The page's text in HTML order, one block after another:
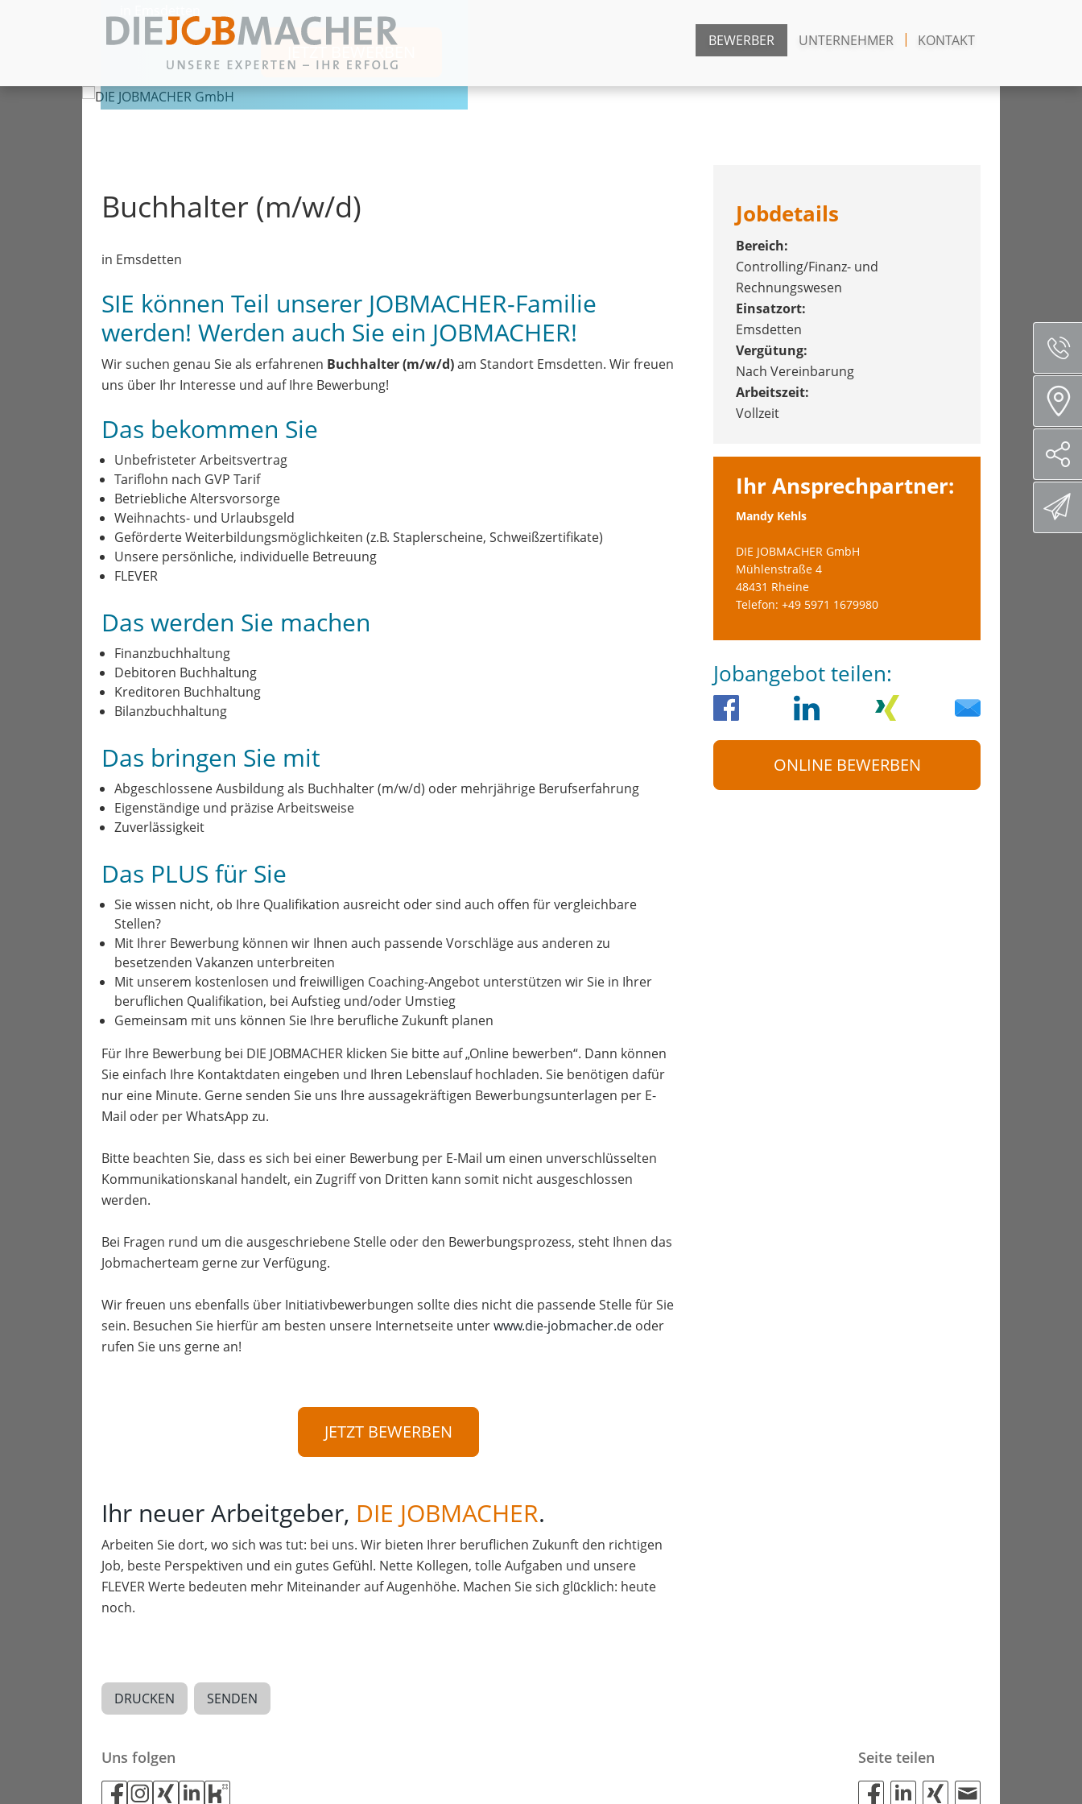
Zum Inhalt springen
BEWERBER UNTERNEHMER KONTAKT
JETZT BEWERBEN
Buchhalter (m/w/d)
in Emsdetten
SIE können Teil unserer JOBMACHER-Familie
werden! Werden auch Sie ein JOBMACHER!
Wir suchen genau Sie als erfahrenen Buchhalter (m/w/d)am Standort Emsdetten. Wir freuen
uns über Ihr Interesse und auf Ihre Bewerbung!
Das bekommen Sie
Unbefristeter Arbeitsvertrag
Tariflohn nach GVP Tarif
Betriebliche Altersvorsorge
Weihnachts- und Urlaubsgeld
Geförderte Weiterbildungsmöglichkeiten (z.B. Staplerscheine, Schweißzertifikate)
Unsere persönliche, individuelle Betreuung
FLEVER
Das werden Sie machen
Finanzbuchhaltung
Debitoren Buchhaltung
Kreditoren Buchhaltung
Bilanzbuchhaltung
Das bringen Sie mit
Abgeschlossene Ausbildung als Buchhalter (m/w/d) oder mehrjährige Berufserfahrung
Eigenständige und präzise Arbeitsweise
Zuverlässigkeit
Das PLUS für Sie
Sie wissen nicht, ob Ihre Qualifikation ausreicht oder sind auch offen für vergleichbare
Stellen?
Mit Ihrer Bewerbung können wir Ihnen auch passende Vorschläge aus anderen zu
besetzenden Vakanzen unterbreiten
Mit unserem kostenlosen und freiwilligen Coaching-Angebot unterstützen wir Sie in Ihrer
beruflichen Qualifikation, bei Aufstieg und/oder Umstieg
Gemeinsam mit uns können Sie Ihre berufliche Zukunft planen
Für Ihre Bewerbung bei DIE JOBMACHER klicken Sie bitte auf „Online bewerben“. Dann können
Sie einfach Ihre Kontaktdaten eingeben und Ihren Lebenslauf hochladen. Sie benötigen dafür
nur eine Minute. Gerne senden Sie uns Ihre aussagekräftigen Bewerbungsunterlagen per E-
Mail oder per WhatsApp zu.
Bitte beachten Sie, dass es sich bei einer Bewerbung per E-Mail um einen unverschlüsselten
Kommunikationskanal handelt, ein Zugriff von Dritten kann somit nicht ausgeschlossen
werden.
Bei Fragen rund um die ausgeschriebene Stelle oder den Bewerbungsprozess, steht Ihnen das
Jobmacherteam gerne zur Verfügung.
Wir freuen uns ebenfalls über Initiativbewerbungen sollte dies nicht die passende Stelle für Sie
sein. Besuchen Sie hierfür am besten unsere Internetseite unterwww.die-jobmacher.de oder
rufen Sie uns gerne an!
JETZT BEWERBEN
Ihr neuer Arbeitgeber, DIE JOBMACHER.
Arbeiten Sie dort, wo sich was tut: bei uns. Wir bieten Ihrer beruflichen Zukunft den richtigen
Job, beste Perspektiven und ein gutes Gefühl. Nette Kollegen, tolle Aufgaben und unsere
FLEVER Werte bedeuten mehr Miteinander auf Augenhöhe. Machen Sie sich glü̈cklich: heute
noch.
Jobdetails
Bereich:
Controlling/Finanz- und
Rechnungswesen
Einsatzort:
Emsdetten
Vergütung:
Nach Vereinbarung
Arbeitszeit:
Vollzeit
Ihr Ansprechpartner:
Mandy Kehls
DIE JOBMACHER GmbH
Mühlenstraße 4
48431 Rheine
Telefon: +49 5971 1679980
Jobangebot teilen:
ONLINE BEWERBEN
DRUCKEN SENDEN
Uns folgen Seite teilen